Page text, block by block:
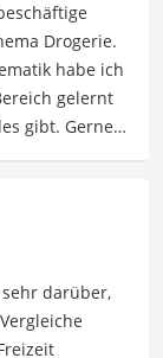
Drogerie.
habe ich
gelernt
gibt. Gerne
und
die besten
sowohl ihre
darüber,